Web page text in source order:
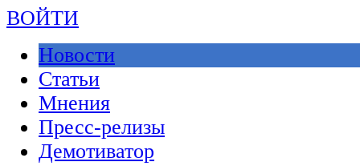
ВОЙТИ
Новости
Статьи
Мнения
Пресс-релизы
Демотиватор